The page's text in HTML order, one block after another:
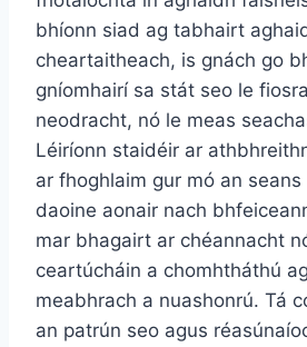
bhíonn siad ag tabhairt
cheartaitheach, is gnách go
gníomhairí sa stát seo le
neodracht, nó le meas
Léiríonn staidéir ar
ar fhoghlaim gur mó an
daoine aonair nach
mar bhagairt ar chéannacht
ceartúcháin a chomhtháthú
meabhrach a nuashonrú. Tá
an patrún seo agus